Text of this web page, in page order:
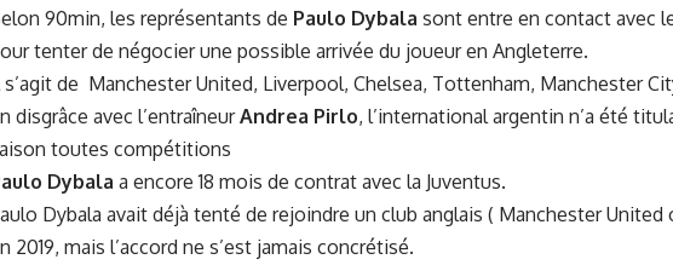
90min, les représentants de Paulo Dybala sont entre en contact avec
tenter de négocier une possible arrivée du joueur en Angleterre.
s’agit de Manchester United, Liverpool, Chelsea, Tottenham, Manchester
disgrâce avec l’entraîneurAndrea Pirlo, l’international argentin n’a été
toutes compétitions
Dybala a encore 18 mois de contrat avec la Juventus.
Dybala avait déjà tenté de rejoindre un club anglais ( Manchester
2019, mais l’accord ne s’est jamais concrétisé.